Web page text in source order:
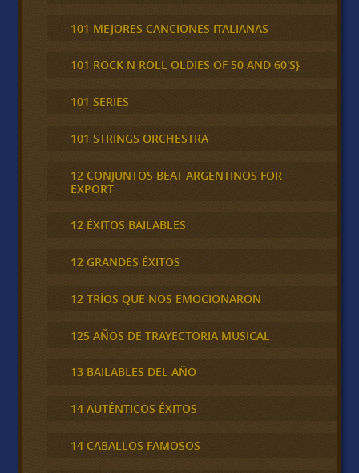
101 MEJORES CANCIONES ITALIANAS
101 ROCK N ROLL OLDIES OF 50 AND 60'S}
101 SERIES
101 STRINGS ORCHESTRA
12 CONJUNTOS BEAT ARGENTINOS FOR
EXPORT
12 ÉXITOS BAILABLES
12 GRANDES ÉXITOS
12 TRÍOS QUE NOS EMOCIONARON
125 AÑOS DE TRAYECTORIA MUSICAL
13 BAILABLES DEL AÑO
14 AUTÉNTICOS ÉXITOS
14 CABALLOS FAMOSOS